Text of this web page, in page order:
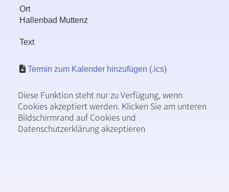
Ort
Hallenbad Muttenz
Text
Termin zum Kalender hinzufügen (.ics)
Diese Funktion steht nur zu Verfügung, wenn
Cookies akzeptiert werden. Klicken Sie am unteren
Bildschirmrand auf Cookies und
Datenschutzerklärung akzeptieren